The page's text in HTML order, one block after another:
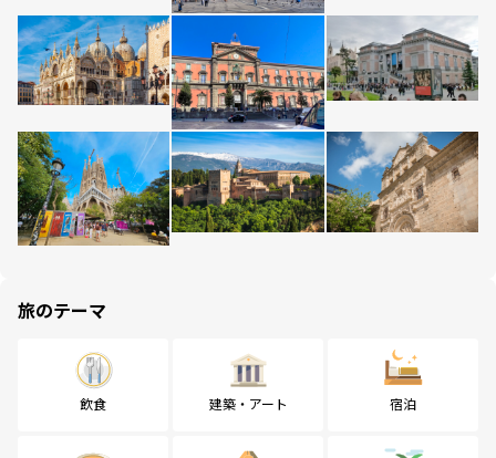
旅のテーマ
飲食 建築・アート 宿泊